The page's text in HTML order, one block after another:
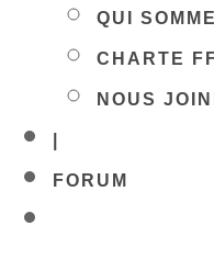
QUI
CHARTE
NOUS
FORUM